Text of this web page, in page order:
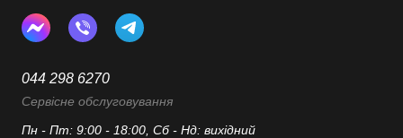
044 298 6270
Сервісне обслуговування
Пн - Пт: 9:00 - 18:00, Сб - Нд: вихідний